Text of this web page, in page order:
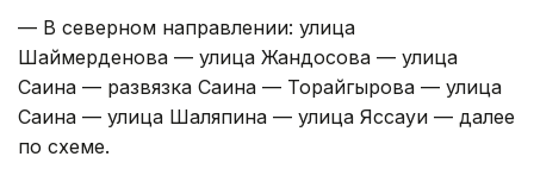
— В северном направлении: улица
Шаймерденова — улица Жандосова — улица
Саина — развязка Саина — Торайгырова — улица
Саина — улица Шаляпина — улица Яссауи — далее
по схеме.